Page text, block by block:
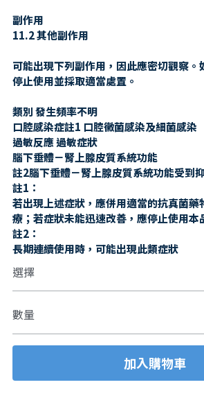
副作用
11.2 其他副作用
可能出現下列副作用，因此應密切觀察。
停止使用並採取適當處置。
類別 發生頻率不明
口腔感染症註1 口腔黴菌感染及細菌感染
過敏反應 過敏症狀
腦下垂體－腎上腺皮質系統功能
註2腦下垂體－腎上腺皮質系統功能受到
註1：
若出現上述症狀，應併用適當的抗真菌藥
療；若症狀未能迅速改善，應停止使用本
註2：
長期連續使用時，可能出現此類症狀
選擇
數量
加入購物車